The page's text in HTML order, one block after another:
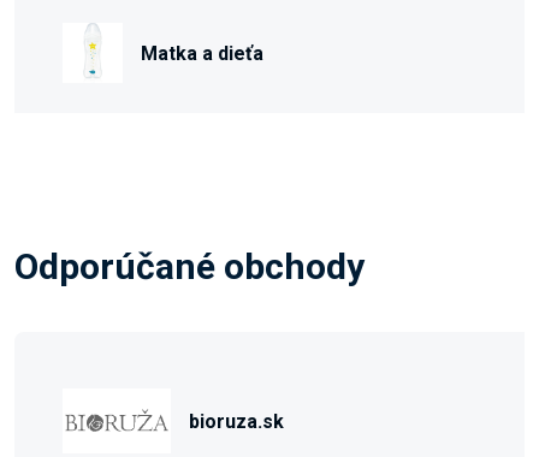
Matka a dieťa
Odporúčané obchody
bioruza.sk